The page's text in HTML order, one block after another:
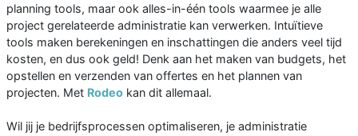
planning tools, maar ook alles-in-één tools waarmee je alle
project gerelateerde administratie kan verwerken. Intuïtieve
tools maken berekeningen en inschattingen die anders veel tijd
kosten, en dus ook geld! Denk aan het maken van budgets, het
opstellen en verzenden van offertes en het plannen van
projecten. Met Rodeo kan dit allemaal.
Wil jij je bedrijfsprocessen optimaliseren, je administratie